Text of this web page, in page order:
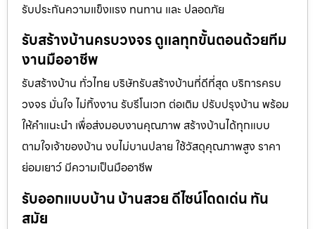
รับประกันความแข็งแรง ทนทาน และ ปลอดภัย
รับสร้างบ้านครบวงจร ดูแลทุกขั้นตอนด้วยทีม
งานมืออาชีพ
รับสร้างบ้าน ทั่วไทย บริษัทรับสร้างบ้านที่ดีที่สุด บริการครบ
วงจร มั่นใจ ไม่ทิ้งงาน รับรีโนเวท ต่อเติม ปรับปรุงบ้าน พร้อม
ให้คำแนะนำ เพื่อส่งมอบงานคุณภาพ สร้างบ้านได้ทุกแบบ
ตามใจเจ้าของบ้าน งบไม่บานปลาย ใช้วัสดุคุณภาพสูง ราคา
ย่อมเยาว์ มีความเป็นมืออาชีพ
รับออกแบบบ้าน บ้านสวย ดีไซน์โดดเด่น ทัน
สมัย